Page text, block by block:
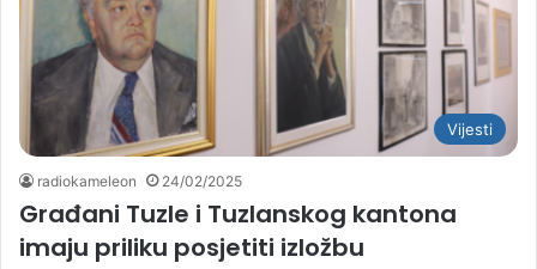
Vijesti
radiokameleon 24/02/2025
Građani Tuzle i Tuzlanskog kantona
imaju priliku posjetiti izložbu